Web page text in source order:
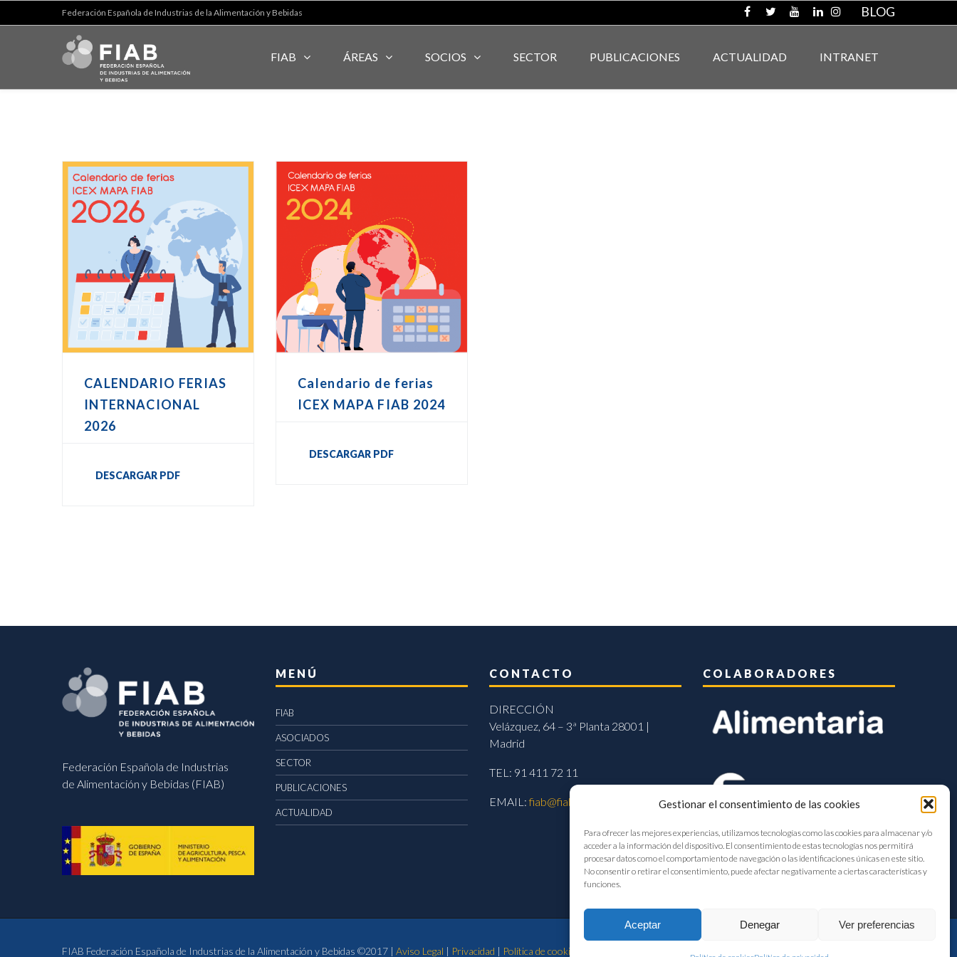
Gestionar el consentimiento de las cookies
Para ofrecer las mejores experiencias, utilizamos tecnologías como las cookies para almacenar y/o
acceder a la información del dispositivo. El consentimiento de estas tecnologías nos permitirá
procesar datos como el comportamiento de navegación o las identificaciones únicas en este sitio.
No consentir o retirar el consentimiento, puede afectar negativamente a ciertas características y
funciones.
Aceptar Denegar Ver preferencias
Federación Española de Industrias de la Alimentación y Bebidas BLOG
FIAB ÁREAS SOCIOS SECTOR PUBLICACIONES ACTUALIDAD INTRANET
CALENDARIO FERIAS
INTERNACIONAL
2026
DESCARGAR PDF
Calendario de ferias
ICEX MAPA FIAB 2024
DESCARGAR PDF
Federación Española de Industrias
de Alimentación y Bebidas (FIAB)
MENÚ
FIAB
ASOCIADOS
SECTOR
PUBLICACIONES
ACTUALIDAD
CONTACTO
DIRECCIÓN
Velázquez, 64 – 3ª Planta 28001 |
Madrid
TEL: 91 411 72 11
EMAIL:fiab@fiab.es
COLABORADORES
FIAB Federación Española de Industrias de la Alimentación y Bebidas ©2017 | Aviso Legal | Privacidad | Política de cookies